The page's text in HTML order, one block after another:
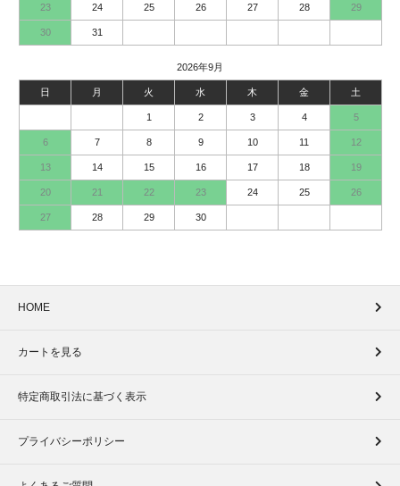
23 24 25 26 27 28 29
30 31
2026年9月
日 月 火 水 木 金 土
1 2 3 4 5
6 7 8 9 10 11 12
13 14 15 16 17 18 19
20 21 22 23 24 25 26
27 28 29 30
HOME
カートを見る
特定商取引法に基づく表示
プライバシーポリシー